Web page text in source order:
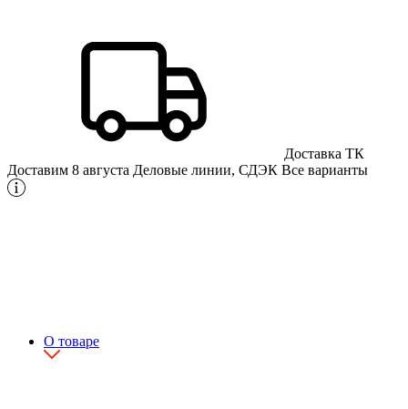
Доставка ТК
Доставим 8 августа Деловые линии, СДЭК Все варианты
О товаре